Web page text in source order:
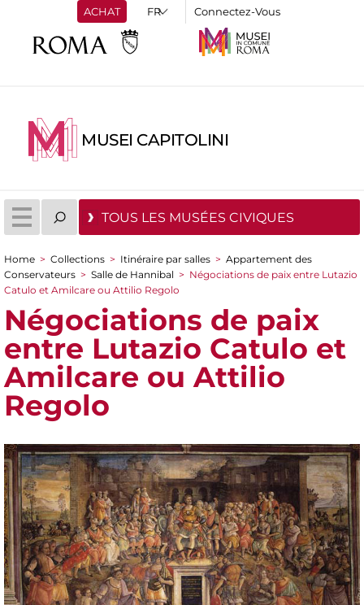
ACHAT Connectez-Vous
MUSEI CAPITOLINI
TOUS LES MUSÉES CIVIQUES
You are here
Home > Collections > Itinéraire par salles > Appartement des
Conservateurs > Salle de Hannibal > Négociations de paix entre Lutazio
Catulo et Amilcare ou Attilio Regolo
Négociations de paix
entre Lutazio Catulo et
Amilcare ou Attilio
Regolo